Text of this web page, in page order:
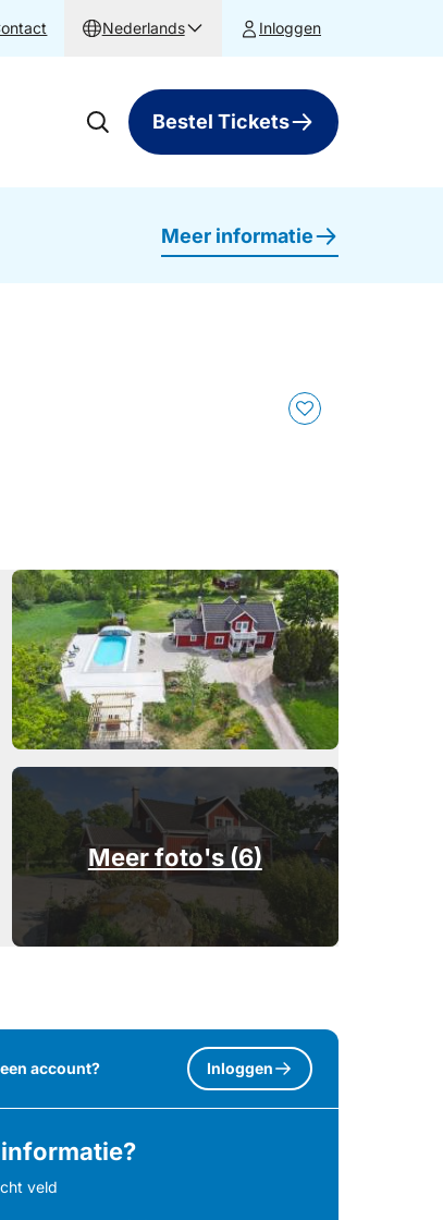
Nederlands Inloggen
Bestel Tickets
Meer informatie
Meer foto's (6)
account? Inloggen
veld